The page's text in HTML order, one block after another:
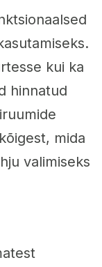
kui ka
hinnatud
mida
valimiseks